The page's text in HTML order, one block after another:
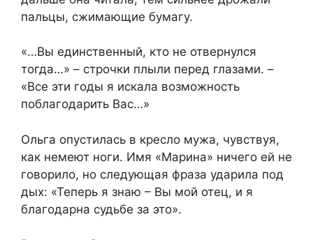
пальцы, сжимающие бумагу.
«…Вы единственный, кто не отвернулся
тогда…» – строчки плыли перед глазами. –
«Все эти годы я искала возможность
поблагодарить Вас…»
Ольга опустилась в кресло мужа, чувствуя,
как немеют ноги. Имя «Марина» ничего ей не
говорило, но следующая фраза ударила под
дых: «Теперь я знаю – Вы мой отец, и я
благодарна судьбе за это».